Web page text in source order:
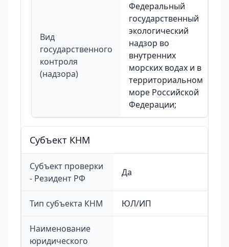
Вид
государственного
контроля
(надзора)
Федеральный
государственный
экологический
надзор во
внутренних
морских водах и в
территориальном
море Российской
Федерации;
Cубъект КНМ
Субъект проверки
- Резидент РФ
Да
Тип субъекта КНМ ЮЛ/ИП
Наименование
юридического